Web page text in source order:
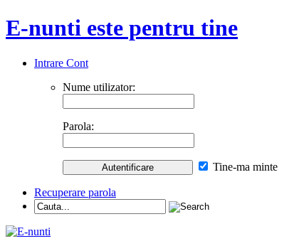
E-nunti este pentru tine
Intrare Cont
Nume utilizator:
Parola:
Tine-ma minte
Recuperare parola